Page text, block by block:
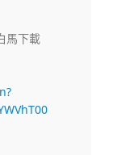
馬下載